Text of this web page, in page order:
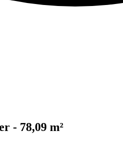
- 78,09 m²